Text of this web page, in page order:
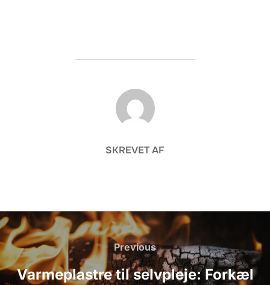
FORFATTER
SKREVET AF
Indlægsnavigation
Previous
Previous
Varmeplastre til selvpleje: Forkæl